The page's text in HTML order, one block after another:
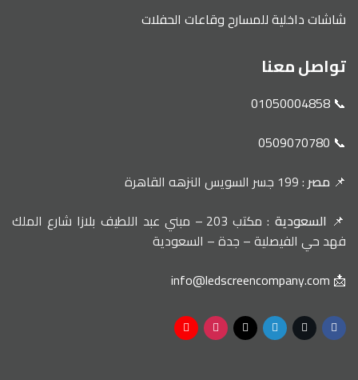
شاشات داخلية للمسارح وقاعات الحفلات
تواصل معنا
📞 01050004858
📞 0509070780
📌 مصر: 199 جسر السويس النزهه القاهرة
📌 السعودية
: مكتب 203 – مبني عبد اللطيف بلازا شارع الملك
فهد حي الفيصلية – جدة – السعودية
📩 info@ledscreencompany.com